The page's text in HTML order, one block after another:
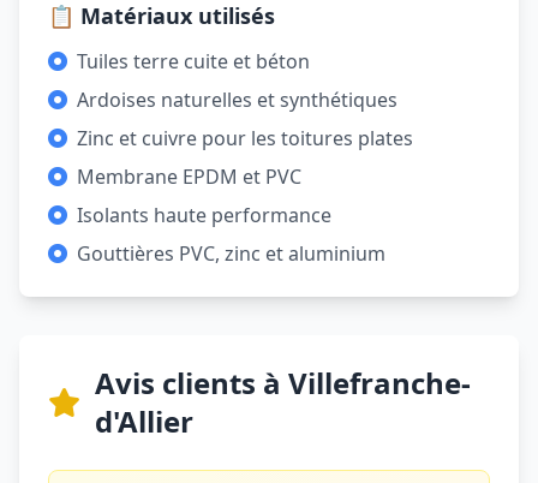
📋 Matériaux utilisés
Tuiles terre cuite et béton
Ardoises naturelles et synthétiques
Zinc et cuivre pour les toitures plates
Membrane EPDM et PVC
Isolants haute performance
Gouttières PVC, zinc et aluminium
Avis clients à Villefranche-
d'Allier